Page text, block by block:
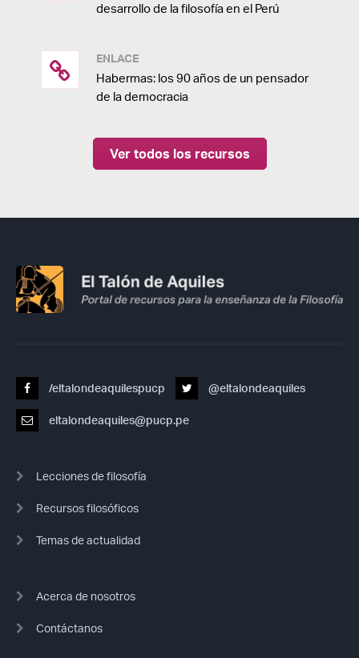
desarrollo de la filosofía en el Perú
ENLACE
Habermas: los 90 años de un pensador
de la democracia
Ver todos los recursos
/eltalondeaquilespucp @eltalondeaquiles
eltalondeaquiles@pucp.pe
Lecciones de filosofía
Recursos filosóficos
Temas de actualidad
Acerca de nosotros
Contáctanos